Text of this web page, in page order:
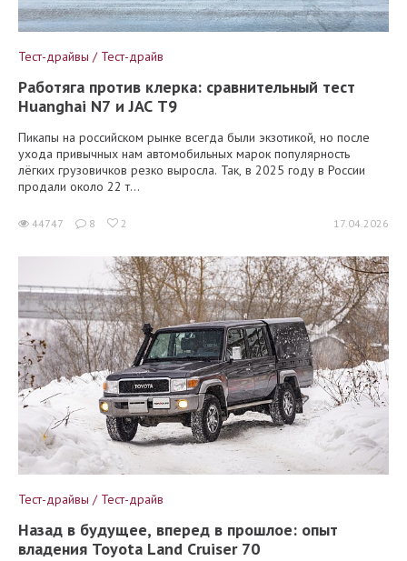
Тест-драйвы / Тест-драйв
Работяга против клерка: сравнительный тест
Huanghai N7 и JAC T9
Пикапы на российском рынке всегда были экзотикой, но после
ухода привычных нам автомобильных марок популярность
лёгких грузовичков резко выросла. Так, в 2025 году в России
продали около 22 т...
44747 8 2 17.04.2026
Тест-драйвы / Тест-драйв
Назад в будущее, вперед в прошлое: опыт
владения Toyota Land Cruiser 70